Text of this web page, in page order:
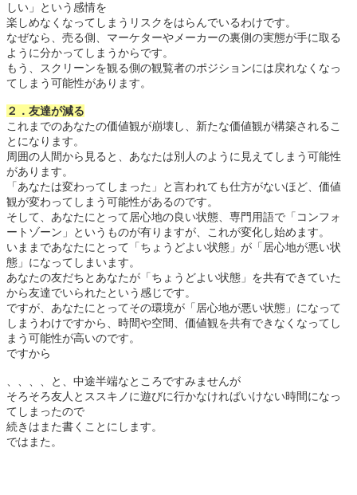
しい」という感情を
楽しめなくなってしまうリスクをはらんでいるわけです。
なぜなら、売る側、マーケターやメーカーの裏側の実態が手に取る
ように分かってしまうからです。
もう、スクリーンを観る側の観覧者のポジションには戻れなくなっ
てしまう可能性があります。
２．友達が減る
これまでのあなたの価値観が崩壊し、新たな価値観が構築されるこ
とになります。
周囲の人間から見ると、あなたは別人のように見えてしまう可能性
があります。
「あなたは変わってしまった」と言われても仕方がないほど、価値
観が変わってしまう可能性があるのです。
そして、あなたにとって居心地の良い状態、専門用語で「コンフォ
ートゾーン」というものが有りますが、これが変化し始めます。
いままであなたにとって「ちょうどよい状態」が「居心地が悪い状
態」になってしまいます。
あなたの友だちとあなたが「ちょうどよい状態」を共有できていた
から友達でいられたという感じです。
ですが、あなたにとってその環境が「居心地が悪い状態」になって
しまうわけですから、時間や空間、価値観を共有できなくなってし
まう可能性が高いのです。
ですから
、、、、と、中途半端なところですみませんが
そろそろ友人とススキノに遊びに行かなければいけない時間になっ
てしまったので
続きはまた書くことにします。
ではまた。